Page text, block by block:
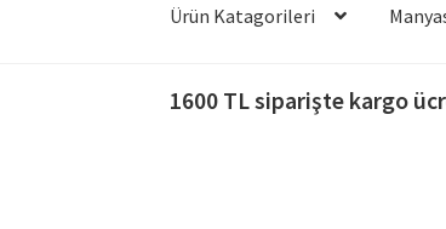
Ürün Katagorileri
1600 TL siparişte kargo